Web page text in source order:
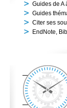
Guides de A
Guides
Citer ses
EndNote,